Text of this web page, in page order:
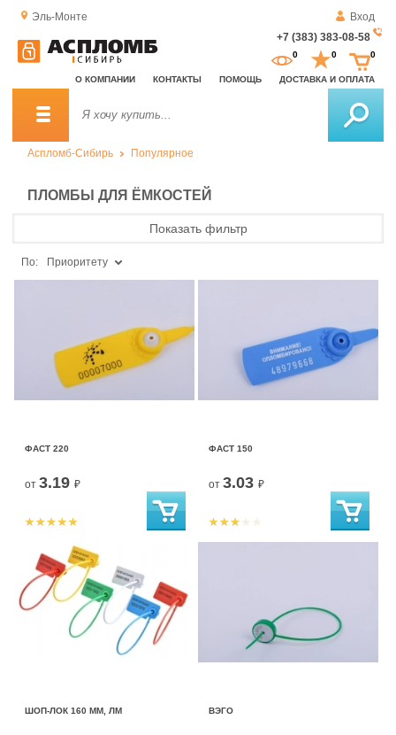
Эль-Монте
Вход
+7 (383) 383-08-58
О КОМПАНИИ КОНТАКТЫ ПОМОЩЬ ДОСТАВКА И ОПЛАТА
0 0 0
Аспломб-Сибирь Популярное
ПЛОМБЫ ДЛЯ ЁМКОСТЕЙ
Показать фильтр
По: Приоритету
ФАСТ 220
от 3.19 ₽
ФАСТ 150
от 3.03 ₽
ШОП-ЛОК 160 ММ, ЛМ ВЭГО